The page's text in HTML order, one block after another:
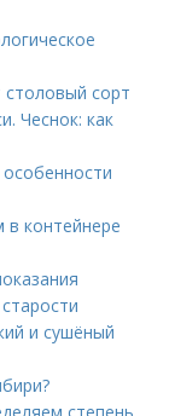
столовый сорт
Чеснок: как
контейнере
и сушёный